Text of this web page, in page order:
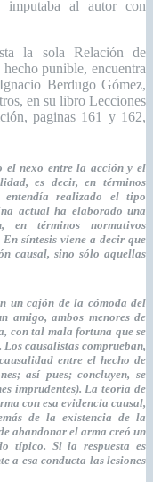
imputaba al autor con
la sola Relación de
punible, encuentra
Berdugo Gómez,
en su libro Lecciones
paginas 161 y 162,
el nexo entre la acción y el
es decir, en términos
entendía realizado el tipo
actual ha elaborado una
en términos normativos
síntesis viene a decir que
causal, sino sólo aquellas
un cajón de la cómoda del
amigo, ambos menores de
con tal mala fortuna que se
causalistas comprueban,
entre el hecho de
así pues; concluyen, se
imprudentes). La teoría de
con esa evidencia causal,
de la existencia de la
abandonar el arma creó un
típico. Si la respuesta es
a esa conducta las lesiones